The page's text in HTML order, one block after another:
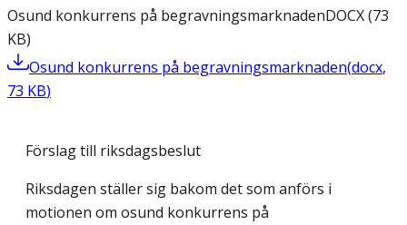
Osund konkurrens på begravningsmarknadenDOCX(73
KB)
Osund konkurrens på begravningsmarknaden(docx,
73 KB)
Förslag till riksdagsbeslut
Riksdagen ställer sig bakom det som anförs i
motionen om osund konkurrens på